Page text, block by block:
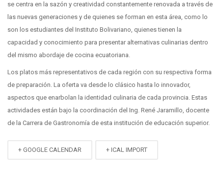
se centra en la sazón y creatividad constantemente renovada a través de
las nuevas generaciones y de quienes se forman en esta área, como lo
son los estudiantes del Instituto Bolivariano, quienes tienen la
capacidad y conocimiento para presentar alternativas culinarias dentro
del mismo abordaje de cocina ecuatoriana.
Los platos más representativos de cada región con su respectiva forma
de preparación. La oferta va desde lo clásico hasta lo innovador,
aspectos que enarbolan la identidad culinaria de cada provincia. Estas
actividades están bajo la coordinación del Ing. René Jaramillo, docente
de la Carrera de Gastronomía de esta institución de educación superior.
+ GOOGLE CALENDAR + ICAL IMPORT